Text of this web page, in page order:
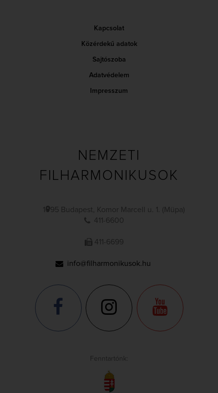
Kapcsolat
Közérdekű adatok
Sajtószoba
Adatvédelem
Impresszum
NEMZETI
FILHARMONIKUSOK
1095 Budapest, Komor Marcell u. 1. (Müpa)
411-6600
411-6699
info@filharmonikusok.hu
Fenntartónk: